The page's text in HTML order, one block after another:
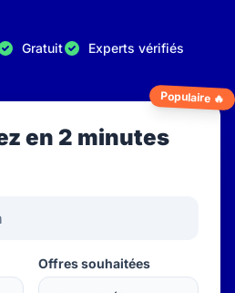
Gratuit Experts vérifiés
Populaire 🔥
en 2 minutes
Offres souhaitées